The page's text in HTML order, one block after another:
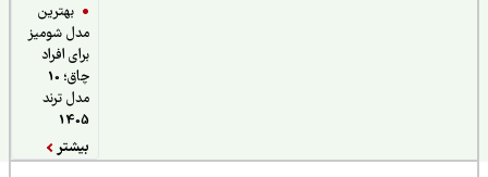
بهترین
مدل شومیز
برای افراد
چاق؛ 10
مدل ترند